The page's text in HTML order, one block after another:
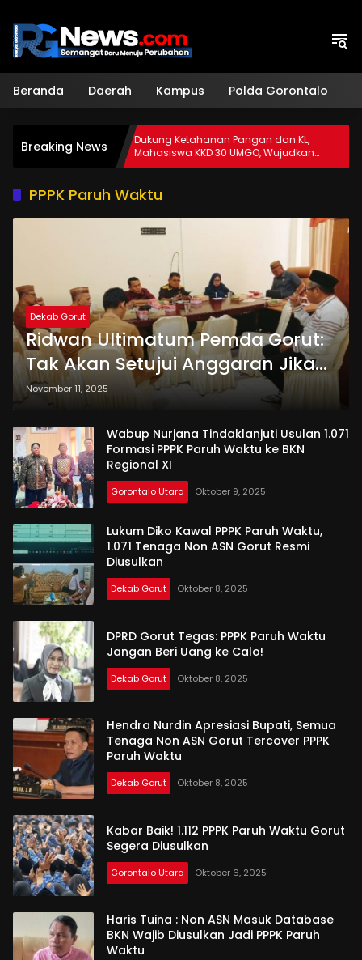
konten
Beranda Daerah Kampus Polda Gorontalo
Breaking NewsDukung Ketahanan Pangan dan KL,
Mahasiswa KKD 30 UMGO, Wujudkan
Apotek Hidup Di Desa Dulamayo
PPPK Paruh Waktu
Dekab Gorut
Ridwan Ultimatum Pemda Gorut:
Tak Akan Setujui Anggaran Jika
PPPK PW Tak Dilantik Penuh
November 11, 2025
Wabup Nurjana Tindaklanjuti Usulan 1.071
Formasi PPPK Paruh Waktu ke BKN
Regional XI
Gorontalo Utara Oktober 9, 2025
Lukum Diko Kawal PPPK Paruh Waktu,
1.071 Tenaga Non ASN Gorut Resmi
Diusulkan
Dekab Gorut Oktober 8, 2025
DPRD Gorut Tegas: PPPK Paruh Waktu
Jangan Beri Uang ke Calo!
Dekab Gorut Oktober 8, 2025
Hendra Nurdin Apresiasi Bupati, Semua
Tenaga Non ASN Gorut Tercover PPPK
Paruh Waktu
Dekab Gorut Oktober 8, 2025
Kabar Baik! 1.112 PPPK Paruh Waktu Gorut
Segera Diusulkan
Gorontalo Utara Oktober 6, 2025
Haris Tuina : Non ASN Masuk Database
BKN Wajib Diusulkan Jadi PPPK Paruh
Waktu